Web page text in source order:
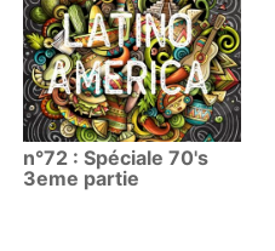
n°72 : Spéciale 70's
3eme partie